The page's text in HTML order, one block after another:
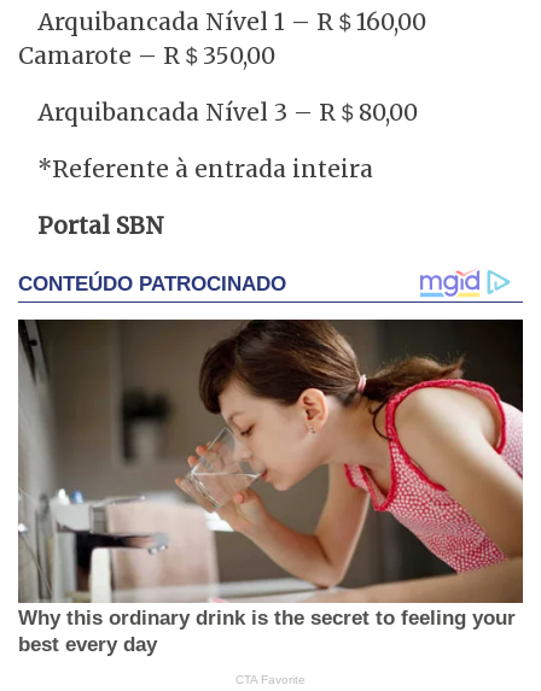
Arquibancada Nível 1 – R＄160,00
Camarote – R＄350,00
Arquibancada Nível 3 – R＄80,00
*Referente à entrada inteira
Portal SBN